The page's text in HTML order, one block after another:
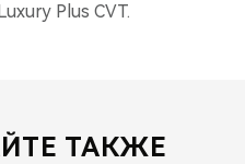
Plus CVT.
ТАКЖЕ